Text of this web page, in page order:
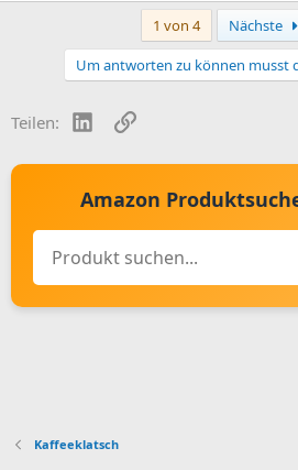
1 von 4 Nächste
Um antworten zu können musst
Teilen: LinkedInLink
Amazon
Kaffeeklatsch